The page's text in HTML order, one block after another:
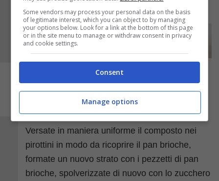
canna.
Versate in maniera uniforme il composto nei
pirottini in modo da ricoprire il pan brioche,
formate un nuovo strato con i pezzetti di pan
brioche, spolverizzate di nuovo con lo zucchero
Some vendors may process your personal data on the basis
of legitimate interest, which you can object to by managing
your options below. Look for a link at the bottom of this page
or in the site menu to manage or withdraw consent in privacy
and cookie settings.
Consent
Manage options